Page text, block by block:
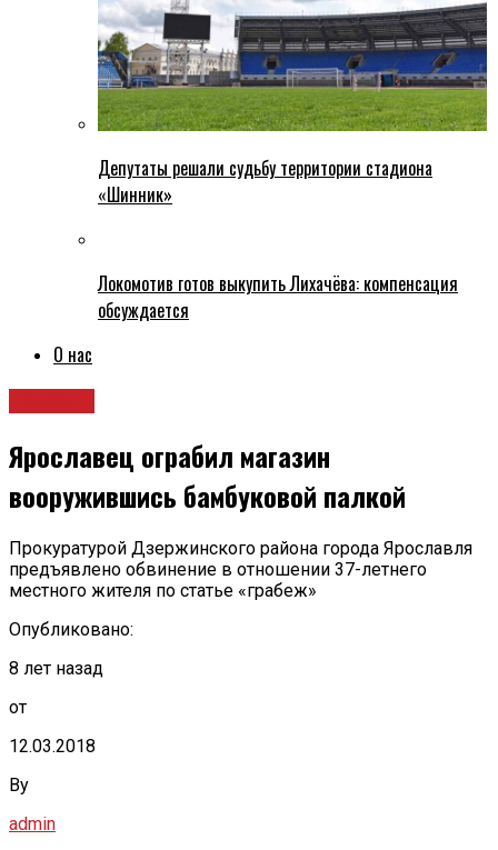
Депутаты решали судьбу территории стадиона
«Шинник»
Локомотив готов выкупить Лихачёва: компенсация
обсуждается
О нас
Ярославец ограбил магазин
вооружившись бамбуковой палкой
Прокуратурой Дзержинского района города Ярославля
предъявлено обвинение в отношении 37-летнего
местного жителя по статье «грабеж»
Опубликовано:
8 лет назад
от
12.03.2018
By
admin